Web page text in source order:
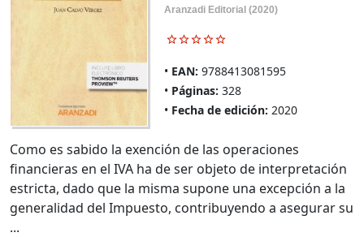
Aranzadi Editorial (2020)
EAN: 9788413081595
Páginas: 328
Fecha de edición: 2020
Como es sabido la exención de las operaciones
financieras en el IVA ha de ser objeto de interpretación
estricta, dado que la misma supone una excepción a la
generalidad del Impuesto, contribuyendo a asegurar su
...